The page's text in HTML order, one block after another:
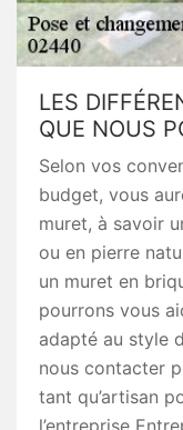
LES
QUE NOUS
Selon vos
budget, vous
muret, à savoir
ou en pierre
un muret en
pourrons vous
adapté au style
nous contacter
tant qu’artisan
l’entreprise